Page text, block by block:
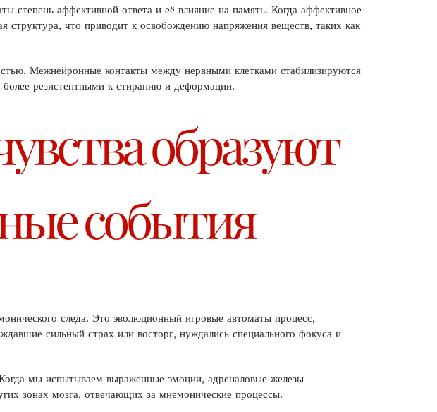
степень аффективной ответа и её влияние на память. Когда аффективное
структура, что приводит к освобождению напряжения веществ, таких как
Межнейронные контакты между нервными клетками стабилизируются
более резистентными к стиранию и деформации.
образуют
события
следа. Это эволюционный игровые автоматы процесс,
сильный страх или восторг, нуждались специального фокуса и
мы испытываем выраженные эмоции, адреналовые железы
зонах мозга, отвечающих за мнемонические процессы.